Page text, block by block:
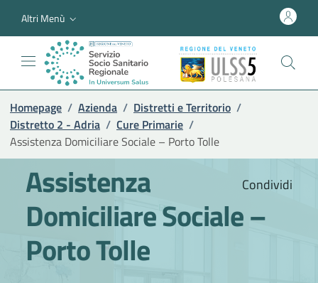
Altri Menù
Homepage / Azienda / Distretti e Territorio /
Distretto 2 - Adria / Cure Primarie /
Assistenza Domiciliare Sociale – Porto Tolle
Condividi
Assistenza
Domiciliare Sociale –
Porto Tolle